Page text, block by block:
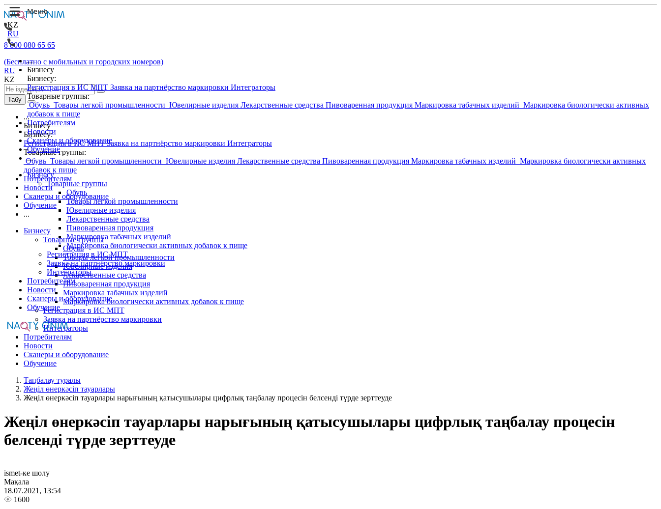
KZ
RU
...
Бизнесу
Бизнесу:
Регистрация в ИС МПТ Заявка на партнёрство маркировки Интеграторы
Товарные группы:
Обувь Товары легкой промышленности Ювелирные изделия Лекарственные средства Пивоваренная продукция Маркировка табачных изделий Маркировка биологически активных
добавок к пище
Потребителям
Новости
Сканеры и оборудование
Обучение
...
Бизнесу
Товарные группы
Обувь
Товары легкой промышленности
Ювелирные изделия
Лекарственные средства
Пивоваренная продукция
Маркировка табачных изделий
Маркировка биологически активных добавок к пище
Регистрация в ИС МПТ
Заявка на партнёрство маркировки
Интеграторы
Потребителям
Новости
Сканеры и оборудование
Обучение
8 800 080 65 65
(Бесплатно с мобильных и городских номеров)
RU
KZ
Табу
...
Бизнесу
Бизнесу:
Регистрация в ИС МПТЗаявка на партнёрство маркировки Интеграторы
Товарные группы:
Обувь Товары легкой промышленности Ювелирные изделия Лекарственные средства Пивоваренная продукция Маркировка табачных изделий Маркировка биологически активных
добавок к пище
Потребителям
Новости
Сканеры и оборудование
Обучение
...
Бизнесу
Товарные группы
Обувь
Товары легкой промышленности
Ювелирные изделия
Лекарственные средства
Пивоваренная продукция
Маркировка табачных изделий
Маркировка биологически активных добавок к пище
Регистрация в ИС МПТ
Заявка на партнёрство маркировки
Интеграторы
Потребителям
Новости
Сканеры и оборудование
Обучение
Таңбалау туралы
Жеңіл өнеркәсіп тауарлары
Жеңіл өнеркәсіп тауарлары нарығының қатысушылары цифрлық таңбалау процесін белсенді түрде зерттеуде
Жеңіл өнеркәсіп тауарлары нарығының қатысушылары цифрлық таңбалау процесін
белсенді түрде зерттеуде
ismet-ке шолу
Мақала
18.07.2021, 13:54
1600